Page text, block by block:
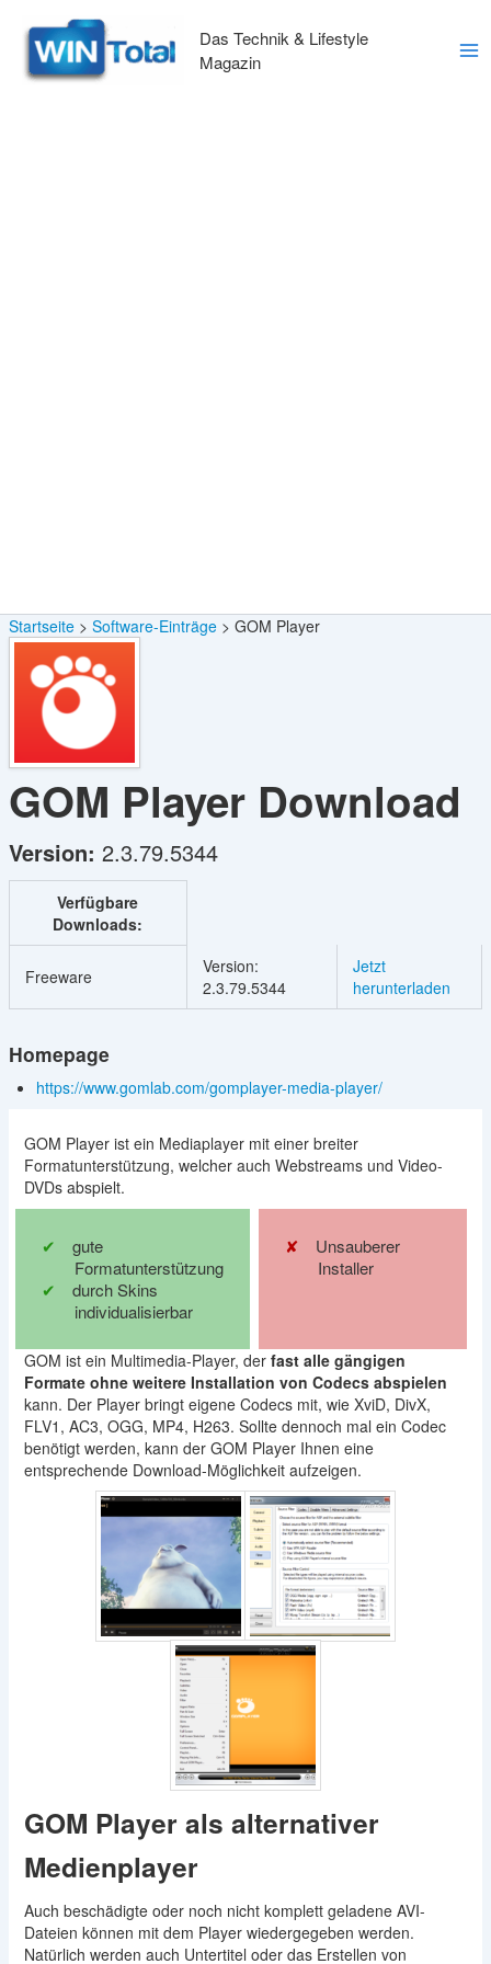
Inhalt
springen
Das Technik & Lifestyle
Magazin
Startseite Software-Einträge GOM Player
GOM Player Download
Version: 2.3.79.5344
Verfügbare
Downloads:
Freeware
Version:
2.3.79.5344
Jetzt
herunterladen
Homepage
https://www.gomlab.com/gomplayer-media-player/
GOM Player ist ein Mediaplayer mit einer breiter
Formatunterstützung, welcher auch Webstreams und Video-
DVDs abspielt.
gute
Formatunterstützung
durch Skins
individualisierbar
Unsauberer
Installer
GOM ist ein Multimedia-Player, derfast alle gängigen
Formate ohne weitere Installation von Codecs abspielen
kann. Der Player bringt eigene Codecs mit, wie XviD, DivX,
FLV1, AC3, OGG, MP4, H263. Sollte dennoch mal ein Codec
benötigt werden, kann der GOM Player Ihnen eine
entsprechende Download-Möglichkeit aufzeigen.
GOM Player als alternativer
Medienplayer
Auch beschädigte oder noch nicht komplett geladene AVI-
Dateien können mit dem Player wiedergegeben werden.
Natürlich werden auch Untertitel oder das Erstellen von